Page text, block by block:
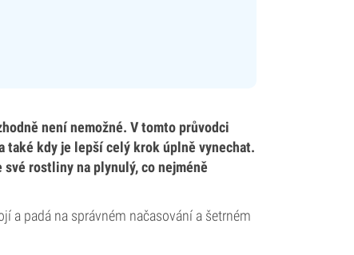
není nemožné. V tomto průvodci
také kdy je lepší celý krok úplně vynechat.
rostliny na plynulý, co nejméně
a padá na správném načasování a šetrném